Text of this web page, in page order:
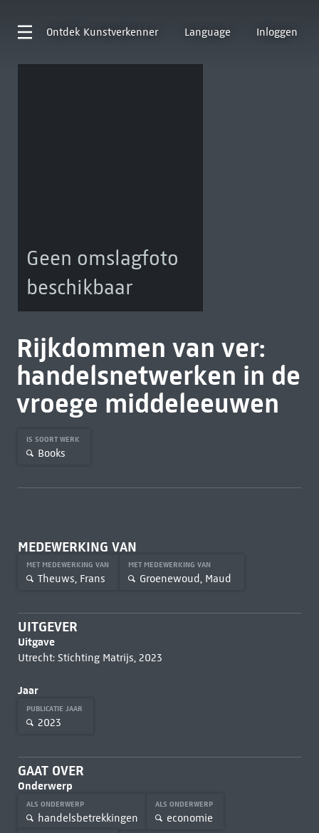
Ontdek Kunstverkenner Language Inloggen
Geen omslagfoto
beschikbaar
Rijkdommen van ver:
handelsnetwerken in de
vroege middeleeuwen
IS SOORT WERK
Books
MEDEWERKING VAN
MET MEDEWERKING VAN
Theuws, Frans
MET MEDEWERKING VAN
Groenewoud, Maud
UITGEVER
Uitgave
Utrecht: Stichting Matrijs, 2023
Jaar
PUBLICATIE JAAR
2023
GAAT OVER
Onderwerp
ALS ONDERWERP
handelsbetrekkingen
ALS ONDERWERP
economie